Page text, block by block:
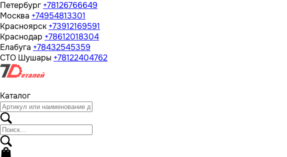
Петербург +78126766649
Москва +74954813301
Красноярск +73912169591
Краснодар +78612018304
Елабуга +78432545359
СТО Шушары +78122404762
Каталог